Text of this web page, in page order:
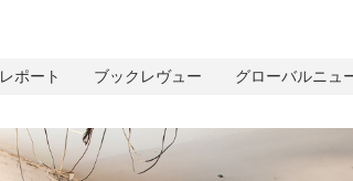
レポート ブックレヴュー グローバルニュ